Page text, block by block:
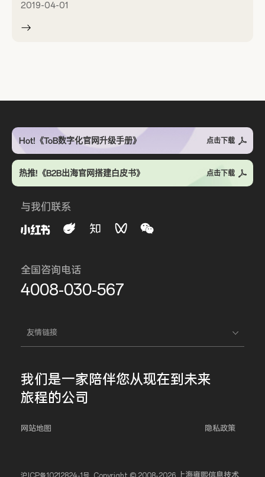
2019-04-01
Hot!《ToB数字化官网升级手册》 点击下载
热推!《B2B出海官网搭建白皮书》 点击下载
与我们联系
全国咨询电话
4008-030-567
友情链接
我们是一家陪伴您从现在到未来
旅程的公司
网站地图 隐私政策